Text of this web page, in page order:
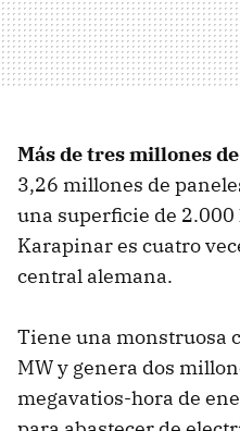
Más de tres millones
3,26 millones de
una superficie de
Karapinar es cuatro
central alemana.
Tiene una monstruosa
MW y genera dos
megavatios-hora de